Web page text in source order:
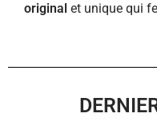
original et unique qui